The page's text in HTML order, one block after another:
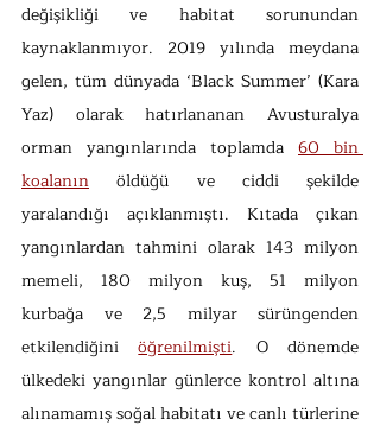
değişikliği ve habitat sorunundan
kaynaklanmıyor. 2019 yılında meydana
gelen, tüm dünyada ‘Black Summer’ (Kara
Yaz) olarak hatırlananan Avusturalya
orman yangınlarında toplamda 60 bin
koalanın öldüğü ve ciddi şekilde
yaralandığı açıklanmıştı. Kıtada çıkan
yangınlardan tahmini olarak 143 milyon
memeli, 180 milyon kuş, 51 milyon
kurbağa ve 2,5 milyar sürüngenden
etkilendiğini öğrenilmişti. O dönemde
ülkedeki yangınlar günlerce kontrol altına
alınamamış soğal habitatı ve canlı türlerine